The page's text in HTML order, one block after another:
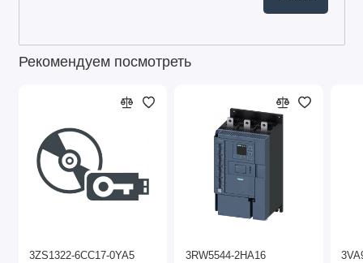
Рекомендуем посмотреть
3ZS1322-6CC17-0YA5 3RW5544-2HA16